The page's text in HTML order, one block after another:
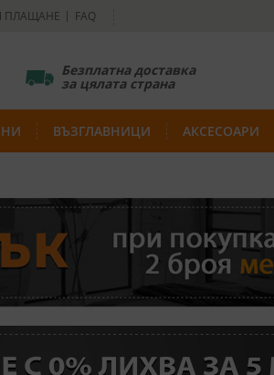
ПЛАЩАНЕ FAQ
Безплатна доставка
за цялата страна
ВЪЗГЛАВНИЦИ АКСЕСОАРИ